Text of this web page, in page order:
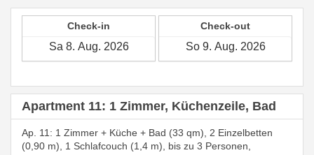
Check-in Check-out
Apartment 11: 1 Zimmer, Küchenzeile, Bad
Ap. 11: 1 Zimmer + Küche + Bad (33 qm), 2 Einzelbetten
(0,90 m), 1 Schlafcouch (1,4 m), bis zu 3 Personen,